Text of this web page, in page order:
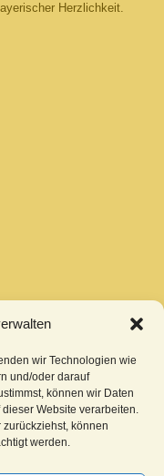
wir Technologien wie
und/oder darauf
können wir Daten
Website verarbeiten.
können
werden.
Herzlichkeit.
nach München &